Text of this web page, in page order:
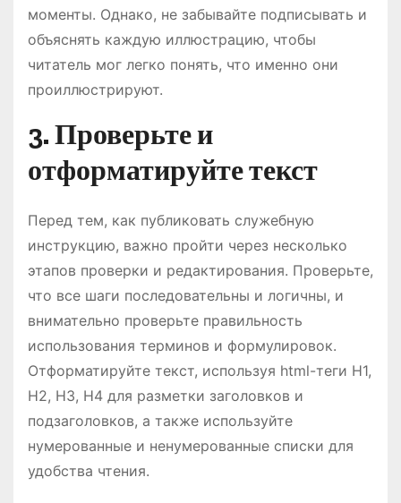
моменты. Однако, не забывайте подписывать и
объяснять каждую иллюстрацию, чтобы
читатель мог легко понять, что именно они
проиллюстрируют.
3. Проверьте и
отформатируйте текст
Перед тем, как публиковать служебную
инструкцию, важно пройти через несколько
этапов проверки и редактирования. Проверьте,
что все шаги последовательны и логичны, и
внимательно проверьте правильность
использования терминов и формулировок.
Отформатируйте текст, используя html-теги H1,
H2, H3, H4 для разметки заголовков и
подзаголовков, а также используйте
нумерованные и ненумерованные списки для
удобства чтения.